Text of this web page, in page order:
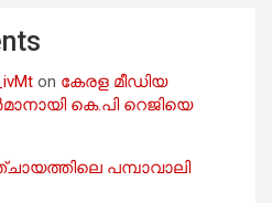
on കേരള മീഡിയ
കെ.പി റെജിയെ
പമ്പാവാലി